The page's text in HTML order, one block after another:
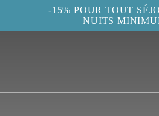
-15% POUR TOUT
NUITS